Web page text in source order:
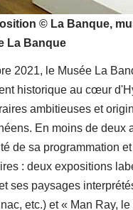
© La Banque,
La Banque
2021, le Musée La
historique au cœur
ambitieuses et
En moins de
de sa programmation
: deux expositions
ses paysages
etc.) et « Man Ray,